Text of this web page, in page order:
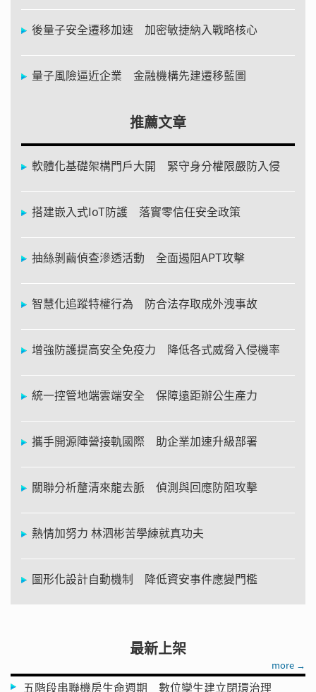
後量子安全遷移加速 加密敏捷納入戰略核心
量子風險逼近企業 金融機構先建遷移藍圖
推薦文章
軟體化基礎架構門戶大開 緊守身分權限嚴防入侵
搭建嵌入式IoT防護 落實零信任安全政策
抽絲剝繭偵查滲透活動 全面遏阻APT攻擊
智慧化追蹤特權行為 防合法存取成外洩事故
增強防護提高安全免疫力 降低各式威脅入侵機率
統一控管地端雲端安全 保障遠距辦公生產力
攜手開源陣營接軌國際 助企業加速升級部署
關聯分析釐清來龍去脈 偵測與回應防阻攻擊
熱情加努力 林泗彬苦學練就真功夫
圖形化設計自動機制 降低資安事件應變門檻
最新上架
more →
五階段串聯機房生命週期 數位孿生建立閉環治理